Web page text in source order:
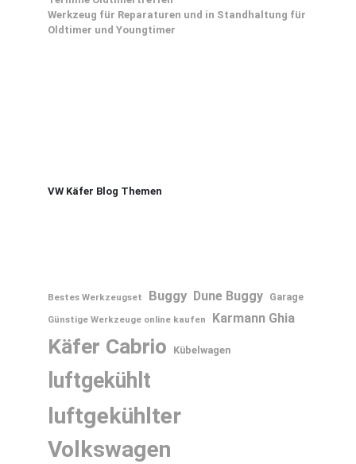
Werkzeug für Reparaturen und in Standhaltung für
Oldtimer und Youngtimer
VW Käfer Blog Themen
Bestes Werkzeugset Buggy Dune Buggy
Garage
Günstige Werkzeuge online kaufen
Karmann Ghia
Käfer Cabrio Kübelwagen
luftgekühlt
luftgekühlter
Volkswagen